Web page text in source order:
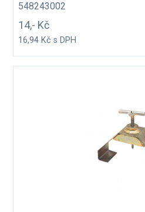
548243002
14,- Kč
16,94 Kč s DPH